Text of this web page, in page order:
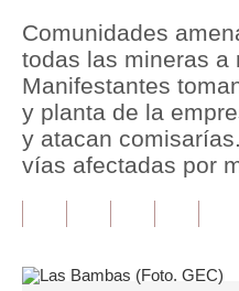
Finanzas Personales
Inmobiliarias
Plus G
Pregunta de hoy
Comunidades
todas las mineras a
Manifestantes
y planta de la
y atacan
vías afectadas por